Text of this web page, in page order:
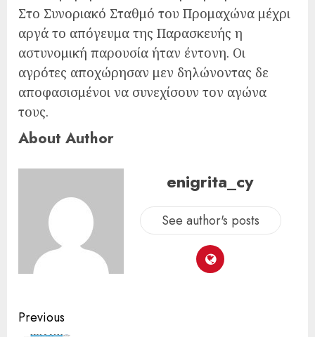
Στο Συνοριακό Σταθμό του Προμαχώνα μέχρι
αργά το απόγευμα της Παρασκευής η
αστυνομική παρουσία ήταν έντονη. Οι
αγρότες αποχώρησαν μεν δηλώνοντας δε
αποφασισμένοι να συνεχίσουν τον αγώνα
τους.
About Author
enigrita_cy
See author's posts
Previous